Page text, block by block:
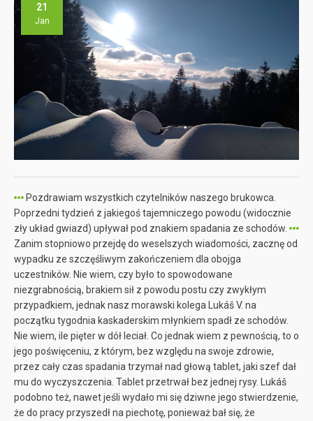
21
Jan
Pozdrawiam wszystkich czytelników naszego brukowca.
Poprzedni tydzień z jakiegoś tajemniczego powodu (widocznie
zły układ gwiazd) upływał pod znakiem spadania ze schodów.
Zanim stopniowo przejdę do weselszych wiadomości, zacznę od
wypadku ze szczęśliwym zakończeniem dla obojga
uczestników. Nie wiem, czy było to spowodowane
niezgrabnością, brakiem sił z powodu postu czy zwykłym
przypadkiem, jednak nasz morawski kolega Lukáš V. na
początku tygodnia kaskaderskim młynkiem spadł ze schodów.
Nie wiem, ile pięter w dół leciał. Co jednak wiem z pewnością, to o
jego poświęceniu, z którym, bez względu na swoje zdrowie,
przez cały czas spadania trzymał nad głową tablet, jaki szef dał
mu do wyczyszczenia. Tablet przetrwał bez jednej rysy. Lukáš
podobno też, nawet jeśli wydało mi się dziwne jego stwierdzenie,
że do pracy przyszedł na piechotę, ponieważ bał się, że